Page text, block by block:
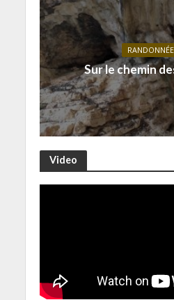
Sur le chemin
Video